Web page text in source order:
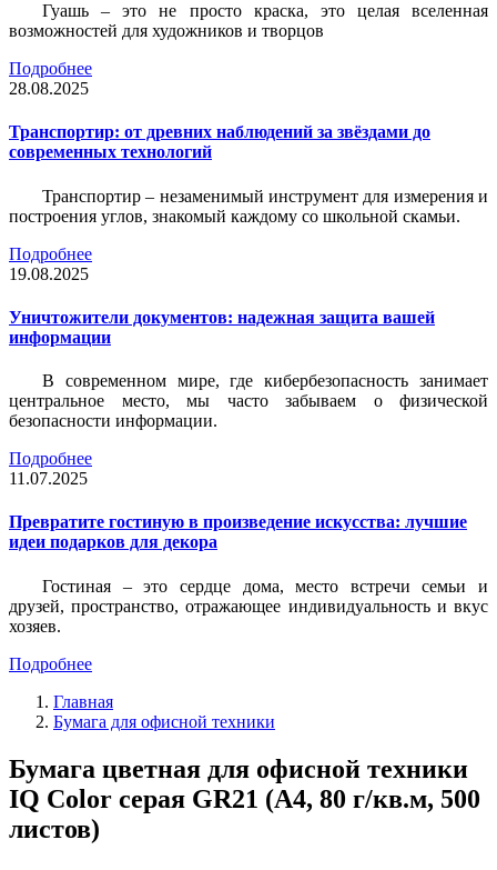
Гуашь – это не просто краска, это целая вселенная
возможностей для художников и творцов
Подробнее
28.08.2025
Транспортир: от древних наблюдений за звёздами до
современных технологий
Транспортир – незаменимый инструмент для измерения и
построения углов, знакомый каждому со школьной скамьи.
Подробнее
19.08.2025
Уничтожители документов: надежная защита вашей
информации
В современном мире, где кибербезопасность занимает
центральное место, мы часто забываем о физической
безопасности информации.
Подробнее
11.07.2025
Превратите гостиную в произведение искусства: лучшие
идеи подарков для декора
Гостиная – это сердце дома, место встречи семьи и
друзей, пространство, отражающее индивидуальность и вкус
хозяев.
Подробнее
Главная
Бумага для офисной техники
Бумага цветная для офисной техники
IQ Color серая GR21 (А4, 80 г/кв.м, 500
листов)